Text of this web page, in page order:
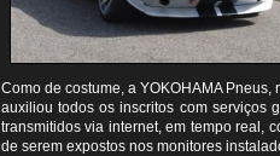
Como de costume, a YOKOHAMA
auxiliou todos os inscritos com serviços
transmitidos via internet, em tempo real,
de serem expostos nos monitores